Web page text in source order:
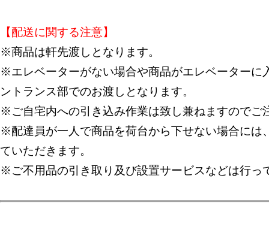
【配送に関する注意】
※商品は軒先渡しとなります。
※エレベーターがない場合や商品がエレベーターに
ントランス部でのお渡しとなります。
※ご自宅内への引き込み作業は致し兼ねますのでご
※配達員が一人で商品を荷台から下せない場合には
ていただきます。
※ご不用品の引き取り及び設置サービスなどは行っ